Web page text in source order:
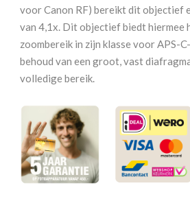
aantal
voor Canon RF) bereikt dit objectief
van 4,1x. Dit objectief biedt hiermee
zoombereik in zijn klasse voor APS-
behoud van een groot, vast
volledige bereik.